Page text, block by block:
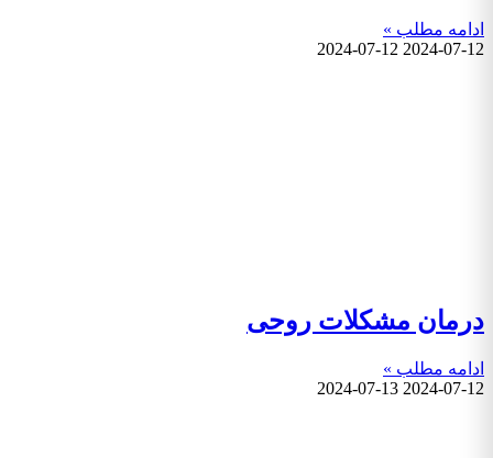
ادامه مطلب »
2024-07-12
2024-07-12
درمان مشکلات روحی
ادامه مطلب »
2024-07-12
2024-07-13